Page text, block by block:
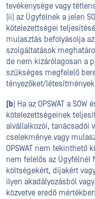
tevékenysége vagy
(ii) az Ügyfélnek a jelen
kötelezettségei
mulasztás befolyásolja az
szolgáltatások
de nem kizárólagosan a
szükséges megfelelő
tényezőket/
(b) Ha az OPSWAT a
kötelezettségeinek
alvállalkozói, tanácsadói
cselekménye vagy
OPSWAT nem tekinthető
nem felelős az
költségekért, díjakért
ilyen akadályozásból
közvetve eredő